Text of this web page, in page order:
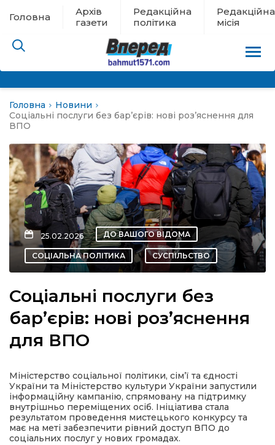
Головна
Архів
газети
Редакційна
політика
Редакційна
місія
евакуації
новини
політика
місія
Головна
Новини
Соціальні послуги без бар’єрів: нові роз’яснення для
ВПО
25.02.2026 ДО ВАШОГО ВІДОМА
СОЦІАЛЬНА ПОЛІТИКА СУСПІЛЬСТВО
Соціальні послуги без
бар’єрів: нові роз’яснення
для ВПО
Міністерство соціальної політики, сім’ї та єдності
України та Міністерство культури України запустили
інформаційну кампанію, спрямовану на підтримку
внутрішньо переміщених осіб. Ініціатива стала
результатом проведення мистецького конкурсу та
має на меті забезпечити рівний доступ ВПО до
соціальних послуг у нових громадах.